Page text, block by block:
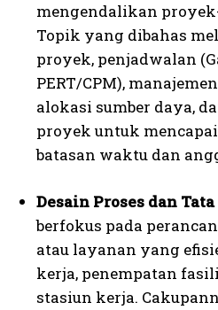
mengendalikan
Topik yang dibahas
proyek, penjadwalan
PERT/CPM),
alokasi sumber daya,
proyek untuk
batasan waktu dan
Desain Proses dan
berfokus pada
atau layanan yang
kerja, penempatan
stasiun kerja.